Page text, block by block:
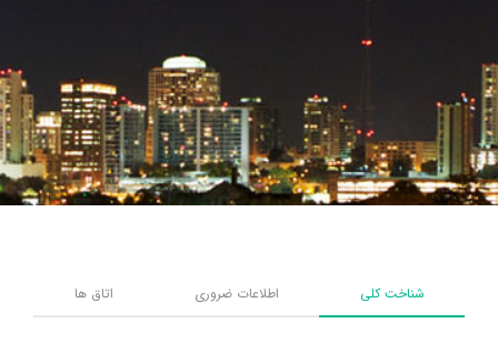
شناخت کلی اطلاعات ضروری اتاق ها